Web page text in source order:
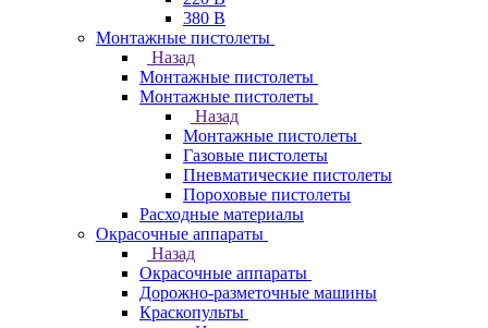
380 В
Монтажные пистолеты
Назад
Монтажные пистолеты
Монтажные пистолеты
Назад
Монтажные пистолеты
Газовые пистолеты
Пневматические пистолеты
Пороховые пистолеты
Расходные материалы
Окрасочные аппараты
Назад
Окрасочные аппараты
Дорожно-разметочные машины
Краскопульты